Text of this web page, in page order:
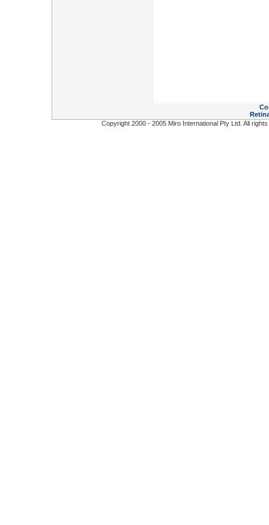
Copyright 2000 - 2005 Miro International Pty Ltd. All